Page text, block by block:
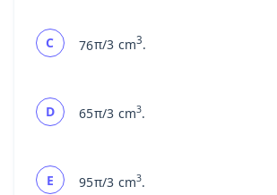
C 76π/3 cm3.
D 65π/3 cm3.
E 95π/3 cm3.